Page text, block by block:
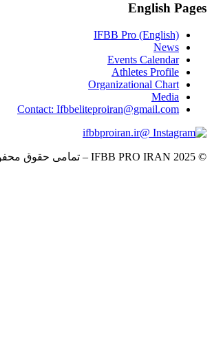
English Pages
IFBB Pro (English)
News
Events Calendar
Athletes Profile
Organizational Chart
Media
Contact: Ifbbeliteproiran@gmail.com
@ifbbproiran.ir
© 2025 IFBB PRO IRAN – تمامی حقوق محفوظ است.